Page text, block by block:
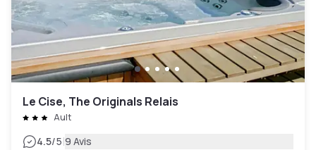
Le Cise, The Originals Relais
Ault
4.5/5|9 Avis